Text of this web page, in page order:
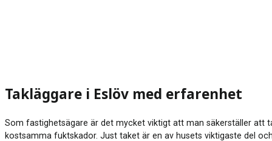
Takläggare i Eslöv med erfarenhet
Som fastighetsägare är det mycket viktigt att man säkerställer att
kostsamma fuktskador. Just taket är en av husets viktigaste del